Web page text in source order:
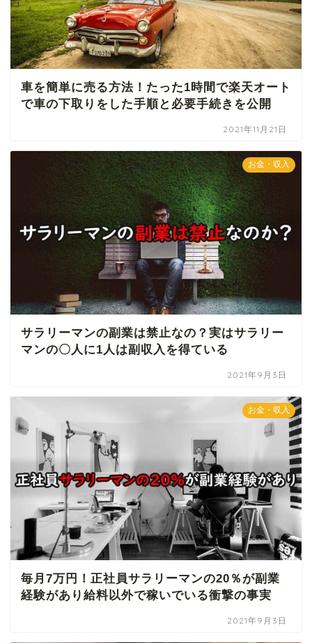
車を簡単に売る方法！たった1時間で楽天オート
で車の下取りをした手順と必要手続きを公開
2021年11月21日
お金・収入
サラリーマンの副業は禁止なの？実はサラリー
マンの〇人に1人は副収入を得ている
2021年9月3日
お金・収入
毎月7万円！正社員サラリーマンの20％が副業
経験があり給料以外で稼いでいる衝撃の事実
2021年9月3日